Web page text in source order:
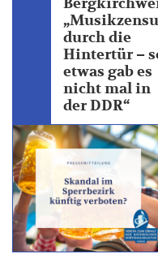
durch die
Hintertür –
etwas gab es
nicht mal in
der DDR“